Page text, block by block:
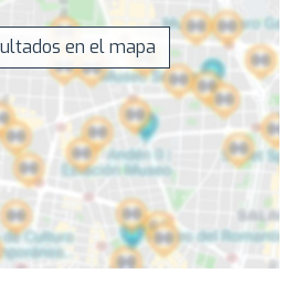
en el mapa